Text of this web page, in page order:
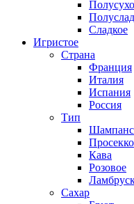
Сладкое
Игристое
Страна
Франция
Италия
Испания
Россия
Тип
Просекко
Кава
Розовое
Сахар